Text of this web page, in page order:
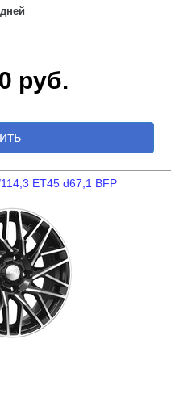
руб.
ET45 d67,1 BFP